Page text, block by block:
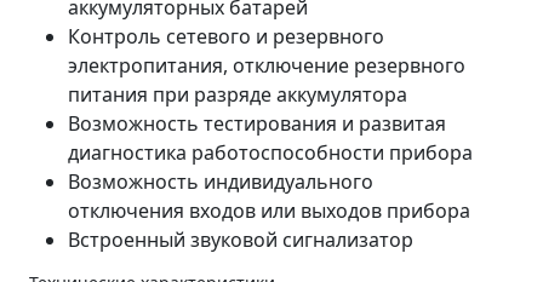
аккумуляторных батарей
Контроль сетевого и резервного
электропитания, отключение резервного
питания при разряде аккумулятора
Возможность тестирования и развитая
диагностика работоспособности прибора
Возможность индивидуального
отключения входов или выходов прибора
Встроенный звуковой сигнализатор